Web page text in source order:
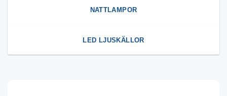
NATTLAMPOR
LED LJUSKÄLLOR